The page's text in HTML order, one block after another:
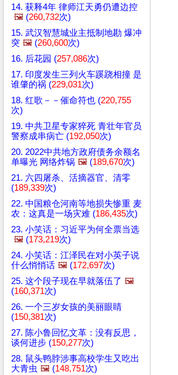
14. 获释4年 律师江天勇仍遭边控
🖼️ (260,732次)
15. 武汉智慧城业主抵制地勘 爆冲
突 🖼️ (260,600次)
16. 后花园 (257,086次)
17. 印度发生三列火车蹊跷相撞 是
谁肇的祸 (229,031次)
18. 红歌－－催命符也 (220,755
次)
19. 中共卫星专家猝死 青壮年官员
警察成串病亡 (192,050次)
20. 2022中共地方政府债务余额名
单曝光 网络炸锅 🖼️ (189,670次)
21. 六四屠杀、活摘器官、清零
(189,339次)
22. 中国粮仓河南等地损失惨重 麦
农：这真是一场灾难 (186,435次)
23. 小笑话：习近平为何全票当选
🖼️ (173,219次)
24. 小笑话：江泽民在对小英子说
什么悄悄话 🖼️ (172,697次)
25. 这个段子现在早就落伍了 🖼️
(160,371次)
26. 一个三岁女孩的美丽眼睛
(150,381次)
27. 陈小鲁回忆文革：没有反思，
谈何进步 (150,277次)
28. 鼠头鸭脖涉事高校学生又吃出
大青虫 🖼️ (148,751次)